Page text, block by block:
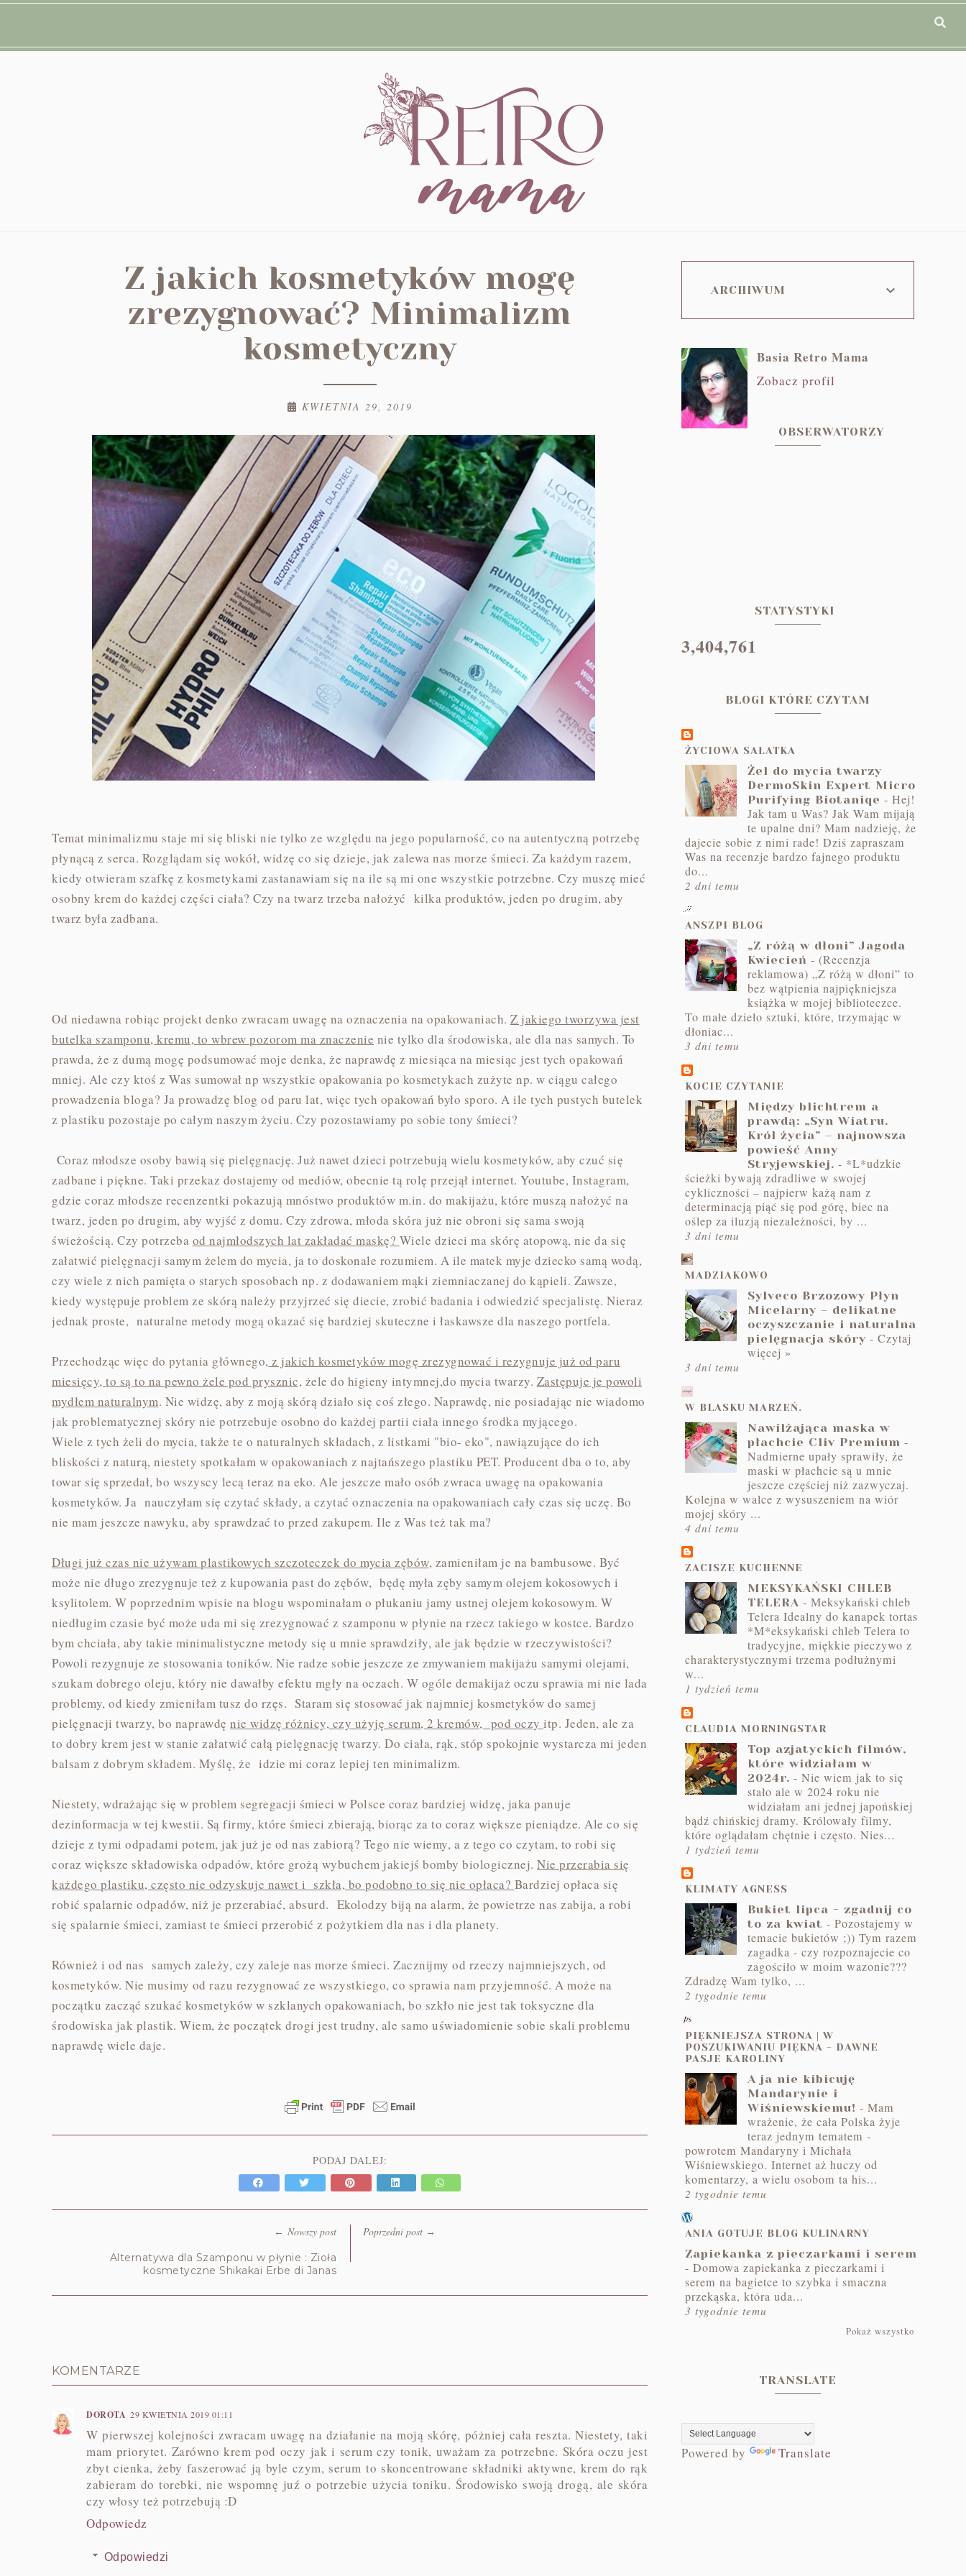
Z jakich kosmetyków mogę
zrezygnować? Minimalizm
kosmetyczny
KWIETNIA 29, 2019
Temat minimalizmu staje mi się bliski nie tylko ze względu na jego popularność, co na autentyczną potrzebę
płynącą z serca. Rozglądam się wokół, widzę co się dzieje, jak zalewa nas morze śmieci. Za każdym razem,
kiedy otwieram szafkę z kosmetykami zastanawiam się na ile są mi one wszystkie potrzebne. Czy muszę mieć
osobny krem do każdej części ciała? Czy na twarz trzeba nałożyć kilka produktów, jeden po drugim, aby
twarz była zadbana.
Od niedawna robiąc projekt denko zwracam uwagę na oznaczenia na opakowaniach. Z jakiego tworzywa jest
butelka szamponu, kremu, to wbrew pozorom ma znaczenie nie tylko dla środowiska, ale dla nas samych. To
prawda, że z dumą mogę podsumować moje denka, że naprawdę z miesiąca na miesiąc jest tych opakowań
mniej. Ale czy ktoś z Was sumował np wszystkie opakowania po kosmetykach zużyte np. w ciągu całego
prowadzenia bloga? Ja prowadzę blog od paru lat, więc tych opakowań było sporo. A ile tych pustych butelek
z plastiku pozostaje po całym naszym życiu. Czy pozostawiamy po sobie tony śmieci?
Coraz młodsze osoby bawią się pielęgnację. Już nawet dzieci potrzebują wielu kosmetyków, aby czuć się
zadbane i piękne. Taki przekaz dostajemy od mediów, obecnie tą rolę przejął internet. Youtube, Instagram,
gdzie coraz młodsze recenzentki pokazują mnóstwo produktów m.in. do makijażu, które muszą nałożyć na
twarz, jeden po drugim, aby wyjść z domu. Czy zdrowa, młoda skóra już nie obroni się sama swoją
świeżością. Czy potrzeba od najmłodszych lat zakładać maskę? Wiele dzieci ma skórę atopową, nie da się
załatwić pielęgnacji samym żelem do mycia, ja to doskonale rozumiem. A ile matek myje dziecko samą wodą,
czy wiele z nich pamięta o starych sposobach np. z dodawaniem mąki ziemniaczanej do kąpieli. Zawsze,
kiedy występuje problem ze skórą należy przyjrzeć się diecie, zrobić badania i odwiedzić specjalistę. Nieraz
jednak proste, naturalne metody mogą okazać się bardziej skuteczne i łaskawsze dla naszego portfela.
Przechodząc więc do pytania głównego, z jakich kosmetyków mogę zrezygnować i rezygnuje już od paru
miesięcy, to są to na pewno żele pod prysznic, żele do higieny intymnej,do mycia twarzy. Zastępuje je powoli
mydłem naturalnym. Nie widzę, aby z moją skórą działo się coś złego. Naprawdę, nie posiadając nie wiadomo
jak problematycznej skóry nie potrzebuje osobno do każdej partii ciała innego środka myjącego.
Wiele z tych żeli do mycia, także te o naturalnych składach, z listkami "bio- eko", nawiązujące do ich
bliskości z naturą, niestety spotkałam w opakowaniach z najtańszego plastiku PET. Producent dba o to, aby
towar się sprzedał, bo wszyscy lecą teraz na eko. Ale jeszcze mało osób zwraca uwagę na opakowania
kosmetyków. Ja nauczyłam się czytać składy, a czytać oznaczenia na opakowaniach cały czas się uczę. Bo
nie mam jeszcze nawyku, aby sprawdzać to przed zakupem. Ile z Was też tak ma?
Długi już czas nie używam plastikowych szczoteczek do mycia zębów, zamieniłam je na bambusowe. Być
może nie długo zrezygnuje też z kupowania past do zębów, będę myła zęby samym olejem kokosowych i
ksylitolem. W poprzednim wpisie na blogu wspominałam o płukaniu jamy ustnej olejem kokosowym. W
niedługim czasie być może uda mi się zrezygnować z szamponu w płynie na rzecz takiego w kostce. Bardzo
bym chciała, aby takie minimalistyczne metody się u mnie sprawdziły, ale jak będzie w rzeczywistości?
Powoli rezygnuje ze stosowania toników. Nie radze sobie jeszcze ze zmywaniem makijażu samymi olejami,
szukam dobrego oleju, który nie dawałby efektu mgły na oczach. W ogóle demakijaż oczu sprawia mi nie lada
problemy, od kiedy zmieniłam tusz do rzęs. Staram się stosować jak najmniej kosmetyków do samej
pielęgnacji twarzy, bo naprawdę nie widzę różnicy, czy użyję serum, 2 kremów, pod oczy itp. Jeden, ale za
to dobry krem jest w stanie załatwić całą pielęgnację twarzy. Do ciała, rąk, stóp spokojnie wystarcza mi jeden
balsam z dobrym składem. Myślę, że idzie mi coraz lepiej ten minimalizm.
Niestety, wdrażając się w problem segregacji śmieci w Polsce coraz bardziej widzę, jaka panuje
dezinformacja w tej kwestii. Są firmy, które śmieci zbierają, biorąc za to coraz większe pieniądze. Ale co się
dzieje z tymi odpadami potem, jak już je od nas zabiorą? Tego nie wiemy, a z tego co czytam, to robi się
coraz większe składowiska odpadów, które grożą wybuchem jakiejś bomby biologicznej. Nie przerabia się
każdego plastiku, często nie odzyskuje nawet i szkła, bo podobno to się nie opłaca? Bardziej opłaca się
robić spalarnie odpadów, niż je przerabiać, absurd. Ekolodzy biją na alarm, że powietrze nas zabija, a robi
się spalarnie śmieci, zamiast te śmieci przerobić z pożytkiem dla nas i dla planety.
Również i od nas samych zależy, czy zaleje nas morze śmieci. Zacznijmy od rzeczy najmniejszych, od
kosmetyków. Nie musimy od razu rezygnować ze wszystkiego, co sprawia nam przyjemność. A może na
początku zacząć szukać kosmetyków w szklanych opakowaniach, bo szkło nie jest tak toksyczne dla
środowiska jak plastik. Wiem, że początek drogi jest trudny, ale samo uświadomienie sobie skali problemu
naprawdę wiele daje.
PODAJ DALEJ:
←Nowszy post
Alternatywa dla Szamponu w płynie : Zioła
kosmetyczne Shikakai Erbe di Janas
Poprzedni post→
KOMENTARZE
DOROTA 29 KWIETNIA 2019 01:11
W pierwszej kolejności zwracam uwagę na działanie na moją skórę, póżniej cała reszta. Niestety, taki
mam priorytet. Zarówno krem pod oczy jak i serum czy tonik, uważam za potrzebne. Skóra oczu jest
zbyt cienka, żeby faszerować ją byle czym, serum to skoncentrowane składniki aktywne, krem do rąk
zabieram do torebki, nie wspomnę juź o potrzebie użycia toniku. Środowisko swoją drogą, ale skóra
czy włosy też potrzebują :D
Odpowiedz
Odpowiedzi
ARCHIWUM
Basia Retro Mama
Zobacz profil
OBSERWATORZY
STATYSTYKI
3,404,761
BLOGI KTÓRE CZYTAM
ŻYCIOWA SAŁATKA
Żel do mycia twarzy
DermoSkin Expert Micro
Purifying Biotaniqe - Hej!
Jak tam u Was? Jak Wam mijają
te upalne dni? Mam nadzieję, że
dajecie sobie z nimi rade! Dziś zapraszam
Was na recenzje bardzo fajnego produktu
do...
2 dni temu
ANSZPI BLOG
„Z różą w dłoni” Jagoda
Kwiecień - (Recenzja
reklamowa) „Z różą w dłoni” to
bez wątpienia najpiękniejsza
książka w mojej biblioteczce.
To małe dzieło sztuki, które, trzymając w
dłoniac...
3 dni temu
KOCIE CZYTANIE
Między blichtrem a
prawdą: „Syn Wiatru.
Król życia” – najnowsza
powieść Anny
Stryjewskiej. - *L*udzkie
ścieżki bywają zdradliwe w swojej
cykliczności – najpierw każą nam z
determinacją piąć się pod górę, biec na
oślep za iluzją niezależności, by ...
3 dni temu
MADZIAKOWO
Sylveco Brzozowy Płyn
Micelarny – delikatne
oczyszczanie i naturalna
pielęgnacja skóry - Czytaj
więcej »
3 dni temu
W BLASKU MARZEŃ.
Nawilżająca maska w
płachcie Cliv Premium -
Nadmierne upały sprawiły, że
maski w płachcie są u mnie
jeszcze częściej niż zazwyczaj.
Kolejna w walce z wysuszeniem na wiór
mojej skóry ...
4 dni temu
ZACISZE KUCHENNE
MEKSYKAŃSKI CHLEB
TELERA - Meksykański chleb
Telera Idealny do kanapek tortas
*M*eksykański chleb Telera to
tradycyjne, miękkie pieczywo z
charakterystycznymi trzema podłużnymi
w...
1 tydzień temu
CLAUDIA MORNINGSTAR
Top azjatyckich filmów,
które widziałam w
2024r. - Nie wiem jak to się
stało ale w 2024 roku nie
widziałam ani jednej japońskiej
bądź chińskiej dramy. Królowały filmy,
które oglądałam chętnie i często. Nies...
1 tydzień temu
KLIMATY AGNESS
Bukiet lipca - zgadnij co
to za kwiat - Pozostajemy w
temacie bukietów ;)) Tym razem
zagadka - czy rozpoznajecie co
zagościło w moim wazonie???
Zdradzę Wam tylko, ...
2 tygodnie temu
PIĘKNIEJSZA STRONA | W
POSZUKIWANIU PIĘKNA - DAWNE
PASJE KAROLINY
A ja nie kibicuję
Mandarynie i
Wiśniewskiemu! - Mam
wrażenie, że cała Polska żyje
teraz jednym tematem -
powrotem Mandaryny i Michała
Wiśniewskiego. Internet aż huczy od
komentarzy, a wielu osobom ta his...
2 tygodnie temu
ANIA GOTUJE BLOG KULINARNY
Zapiekanka z pieczarkami i serem
- Domowa zapiekanka z pieczarkami i
serem na bagietce to szybka i smaczna
przekąska, która uda...
3 tygodnie temu
Pokaż wszystko
TRANSLATE
Powered by Translate